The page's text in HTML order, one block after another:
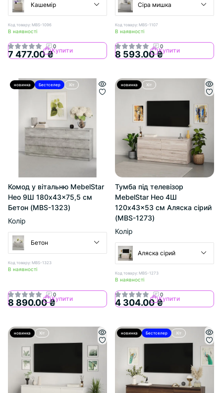
Кашемір
Код товару: MBS-1096
В наявності
0
7 477.00 ₴Купити
Сіра мишка
Код товару: MBS-1107
В наявності
0
8 593.00 ₴Купити
новинка Бестселер Хіт
Комод у вітальню MebelStar
Нео 9Ш 180x43x75,5 см
Бетон (MBS-1323)
Колір
Бетон
Код товару: MBS-1323
В наявності
0
8 890.00 ₴Купити
новинка Хіт
Тумба під телевізор
MebelStar Нео 4Ш
120x43x53 см Аляска сірий
(MBS-1273)
Колір
Аляска сірий
Код товару: MBS-1273
В наявності
0
4 304.00 ₴Купити
новинка Хіт новинка Бестселер Хіт